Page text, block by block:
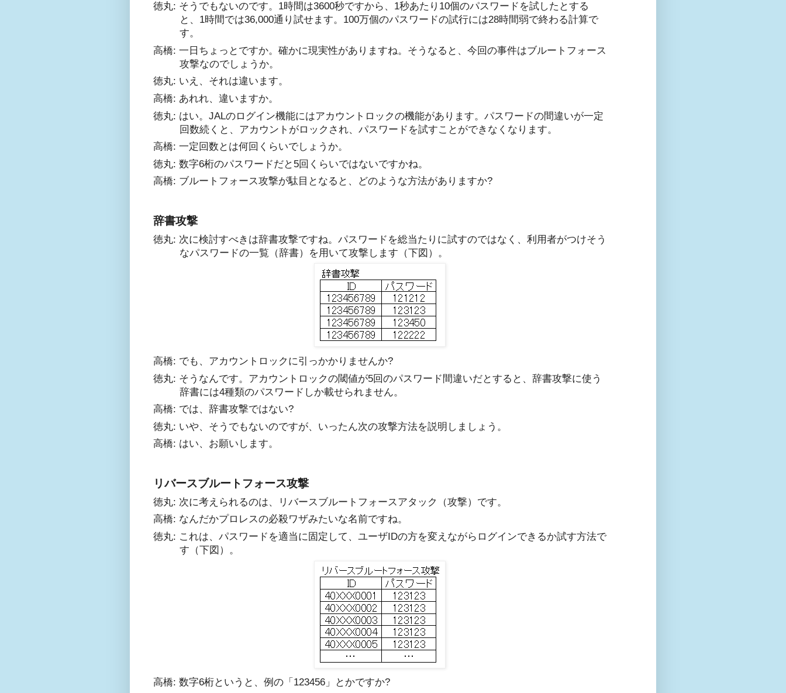
徳丸: そうでもないのです。1時間は3600秒ですから、1秒あたり10個のパスワードを試したとする
と、1時間では36,000通り試せます。100万個のパスワードの試行には28時間弱で終わる計算で
す。
高橋: 一日ちょっとですか。確かに現実性がありますね。そうなると、今回の事件はブルートフォース
攻撃なのでしょうか。
徳丸: いえ、それは違います。
高橋: あれれ、違いますか。
徳丸: はい。JALのログイン機能にはアカウントロックの機能があります。パスワードの間違いが一定
回数続くと、アカウントがロックされ、パスワードを試すことができなくなります。
高橋: 一定回数とは何回くらいでしょうか。
徳丸: 数字6桁のパスワードだと5回くらいではないですかね。
高橋: ブルートフォース攻撃が駄目となると、どのような方法がありますか?
辞書攻撃
徳丸: 次に検討すべきは辞書攻撃ですね。パスワードを総当たりに試すのではなく、利用者がつけそう
なパスワードの一覧（辞書）を用いて攻撃します（下図）。
高橋: でも、アカウントロックに引っかかりませんか?
徳丸: そうなんです。アカウントロックの閾値が5回のパスワード間違いだとすると、辞書攻撃に使う
辞書には4種類のパスワードしか載せられません。
高橋: では、辞書攻撃ではない?
徳丸: いや、そうでもないのですが、いったん次の攻撃方法を説明しましょう。
高橋: はい、お願いします。
リバースブルートフォース攻撃
徳丸: 次に考えられるのは、リバースブルートフォースアタック（攻撃）です。
高橋: なんだかプロレスの必殺ワザみたいな名前ですね。
徳丸: これは、パスワードを適当に固定して、ユーザIDの方を変えながらログインできるか試す方法で
す（下図）。
高橋: 数字6桁というと、例の「123456」とかですか?